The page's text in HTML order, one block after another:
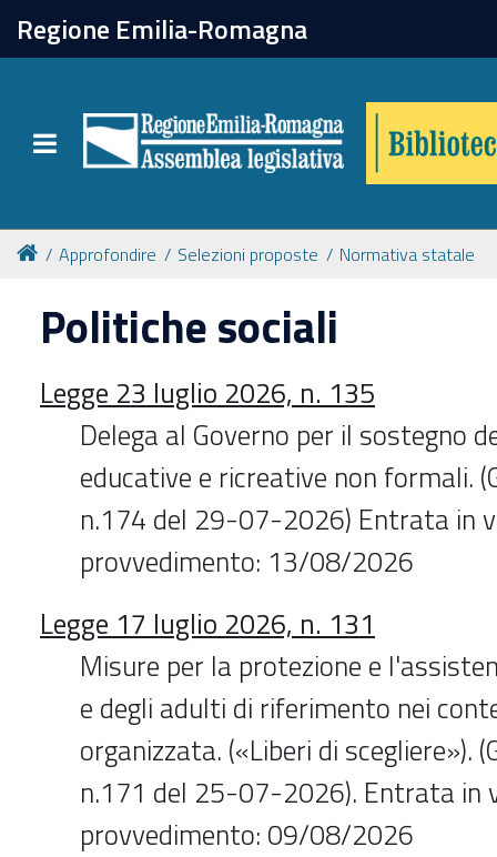
Regione Emilia-Romagna
Toggle navigation
chiudi
Catalogo online
Collezioni
Per approfondire
Appuntamenti
Prenotazione spazi
Approfondire Selezioni proposte Normativa statale
Politiche sociali
Legge 23 luglio 2026, n. 135
Delega al Governo per il sostegno
educative e ricreative non formali.
n.174 del 29-07-2026) Entrata in
provvedimento: 13/08/2026
Legge 17 luglio 2026, n. 131
Misure per la protezione e
e degli adulti di riferimento nei
organizzata. («Liberi di scegliere»).
n.171 del 25-07-2026). Entrata in
provvedimento: 09/08/2026